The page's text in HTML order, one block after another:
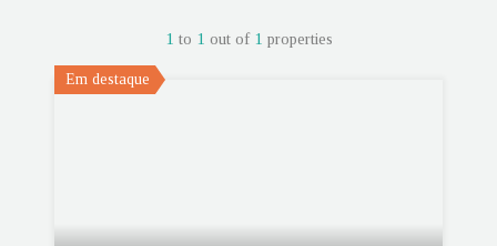
1 to 1 out of 1 properties
Em destaque